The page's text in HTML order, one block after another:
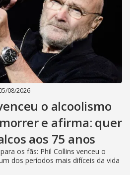
08/2026
o alcoolismo
e afirma: quer
aos 75 anos
os fãs: Phil Collins venceu o
dos períodos mais difíceis da vida